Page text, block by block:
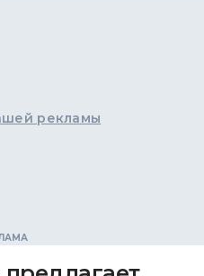
рекламы